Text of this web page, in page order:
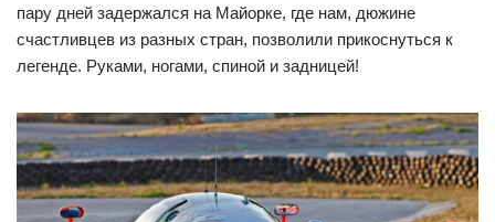
пару дней задержался на Майорке, где нам, дюжине
счастливцев из разных стран, позволили прикоснуться к
легенде. Руками, ногами, спиной и задницей!